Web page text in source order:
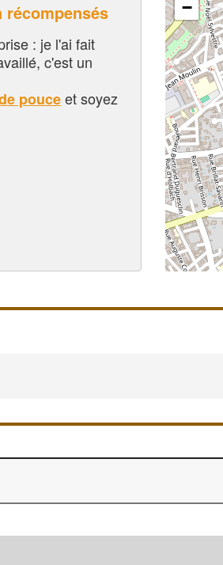
récompensés
: je l'ai fait
c'est un
pouceet soyez
−